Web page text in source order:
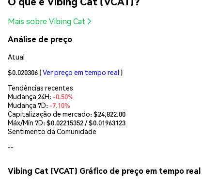
Mais sobre Vibing Cat
Análise de preço
Atual
$0.020306 (Ver preço em tempo real )
Tendências recentes
Mudança 24H: -0.50%
Mudança 7D: -7.10%
Capitalização de mercado:$24,822.00
Máx/Mín 7D: $0.02215352/ $0.01963123
Sentimento da Comunidade
--
Vibing Cat (VCAT) Gráfico de preço em tempo real